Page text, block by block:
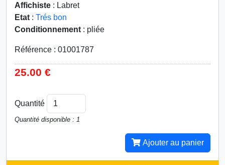
Affichiste : Labret
Etat : Trés bon
Conditionnement : pliée
Référence : 01001787
25.00 €
Quantité
Quantité disponible : 1
Ajouter au panier